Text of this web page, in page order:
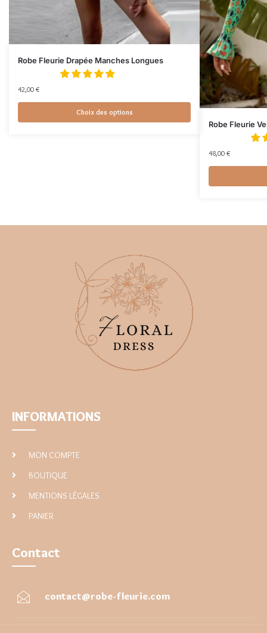
Robe Fleurie Drapée Manches Longues
42,00 €
Choix des options
Robe Fleurie
48,00 €
INFORMATIONS
MON COMPTE
BOUTIQUE
MENTIONS LÉGALES
PANIER
Contact
contact@robe-fleurie.com